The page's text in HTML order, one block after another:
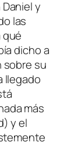
y
las
dicho a
sobre su
llegado
más
y el